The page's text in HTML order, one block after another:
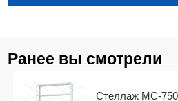
«Bichon» (Франция);
4 стойки МС-750 рассчитаны на
Ранее вы смотрели
Стеллаж МС-750